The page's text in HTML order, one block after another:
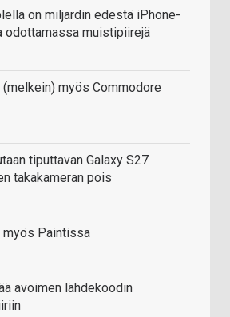
on miljardin edestä iPhone-
odottamassa muistipiirejä
myös Commodore
tiputtavan Galaxy S27
takakameran pois
myös Paintissa
avoimen lähdekoodin